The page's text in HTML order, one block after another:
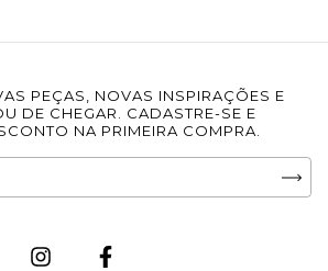
PEÇAS, NOVAS INSPIRAÇÕES E
DE CHEGAR. CADASTRE-SE E
NA PRIMEIRA COMPRA.